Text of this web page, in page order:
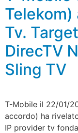
Tv.
DirecTV
Sling TV
T-Mobile il 22/01/
accordo) ha
IP provider tv